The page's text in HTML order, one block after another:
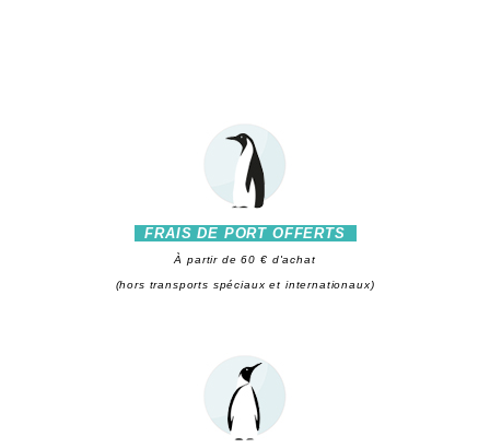
FRAIS DE PORT OFFERTS
À partir de 60 € d'achat
(hors transports spéciaux et internationaux)